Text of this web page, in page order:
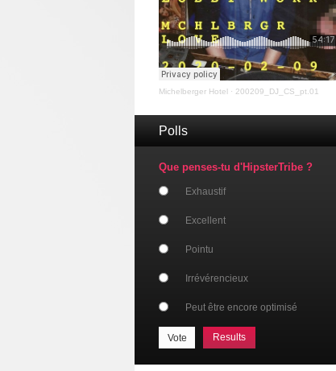
Michelberger Hotel · 200209_DJ_CS_pt.01
Polls
Que penses-tu d'HipsterTribe ?
Exhaustif
Excellent
Pointu
Irrévérencieux
Peut être encore optimisé
Results